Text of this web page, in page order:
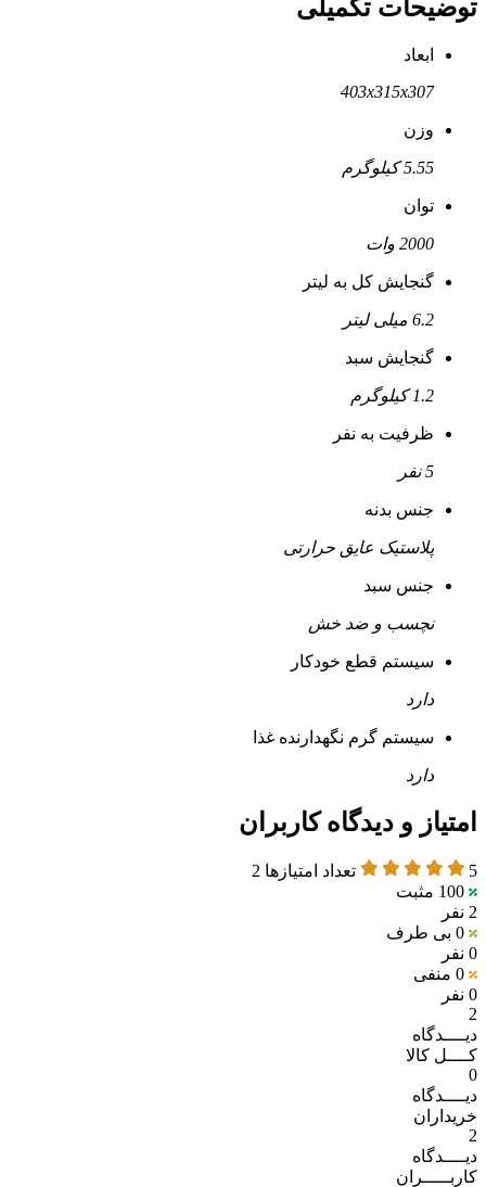
توضیحات تکمیلی
ابعاد
403x315x307
وزن
5.55 کیلوگرم
توان
2000 وات
گنجایش کل به لیتر
6.2 میلی لیتر
گنجایش سبد
1.2 کیلوگرم
ظرفیت به نفر
5 نفر
جنس بدنه
پلاستیک عایق حرارتی
جنس سبد
نچسب و ضد خش
سیستم قطع خودکار
دارد
سیستم گرم نگهدارنده غذا
دارد
امتیاز و دیدگاه کاربران
5 تعداد امتیازها 2
100 مثبت
2 نفر
0 بی طرف
0 نفر
0 منفی
0 نفر
2
دیــــدگاه
کــــل کالا
0
دیــــدگاه
خریداران
2
دیــــدگاه
کاربـــــران